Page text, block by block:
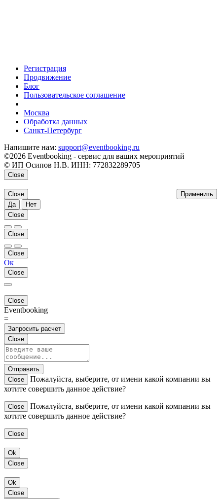
Регистрация
Продвижение
Блог
Пользовательское соглашение
Москва
Обработка данных
Санкт-Петербург
Напишите нам: support@eventbooking.ru
©2026 Eventbooking - сервис для ваших мероприятий
© ИП Осипов Н.В. ИНН: 772832289705
Close
Применить
Close
Да
Нет
Close
Close
Close
Ок
Close
Close
Eventbooking
=
Запросить расчет
Close
Отправить
Close
Пожалуйста, выберите, от имени какой компании вы
хотите совершить данное действие?
Close
Пожалуйста, выберите, от имени какой компании вы
хотите совершить данное действие?
Close
Ok
Close
Ok
Close